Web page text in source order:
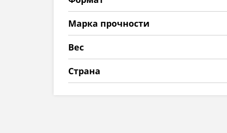
Марка прочности
Вес
Страна